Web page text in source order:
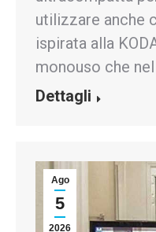
utilizzare anche
ispirata alla
monouso che
Dettagli
Ago
5
2026